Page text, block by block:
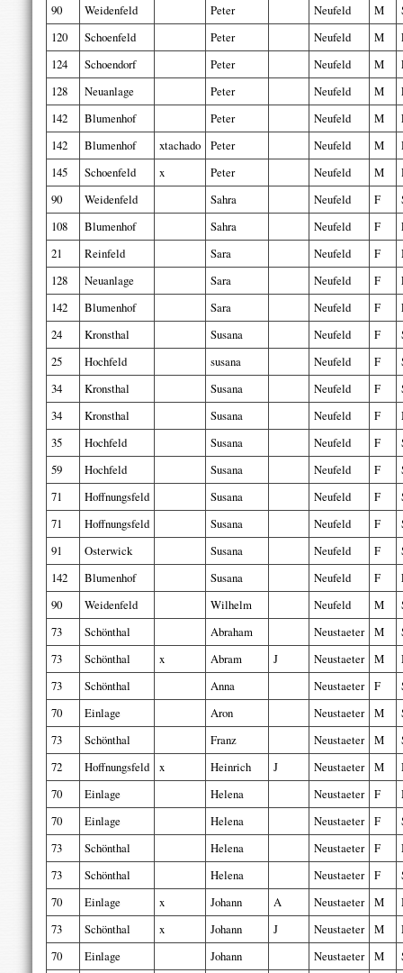
90
Weidenfeld Peter Neufeld M
120
Schoenfeld Peter Neufeld M
124
Schoendorf Peter Neufeld M
128
Neuanlage Peter Neufeld M
142
Blumenhof Peter Neufeld M
142
Blumenhof xtachado Peter Neufeld M
145
Schoenfeld x Peter Neufeld M
90
Weidenfeld Sahra Neufeld F
108
Blumenhof Sahra Neufeld F
21
Reinfeld Sara Neufeld F
128
Neuanlage Sara Neufeld F
142
Blumenhof Sara Neufeld F
24
Kronsthal Susana Neufeld F
25
Hochfeld susana Neufeld F
34
Kronsthal Susana Neufeld F
34
Kronsthal Susana Neufeld F
35
Hochfeld Susana Neufeld F
59
Hochfeld Susana Neufeld F
71
Hoffnungsfeld Susana Neufeld F
71
Hoffnungsfeld Susana Neufeld F
91
Osterwick Susana Neufeld F
142
Blumenhof Susana Neufeld F
90
Weidenfeld Wilhelm Neufeld M
73
Schönthal Abraham Neustaeter M
73
Schönthal x Abram J Neustaeter M
73
Schönthal Anna Neustaeter F
70
Einlage Aron Neustaeter M
73
Schönthal Franz Neustaeter M
72
Hoffnungsfeld x Heinrich J Neustaeter M
70
Einlage Helena Neustaeter F
70
Einlage Helena Neustaeter F
73
Schönthal Helena Neustaeter F
73
Schönthal Helena Neustaeter F
70
Einlage x Johann A Neustaeter M
73
Schönthal x Johann J Neustaeter M
70
Einlage Johann Neustaeter M